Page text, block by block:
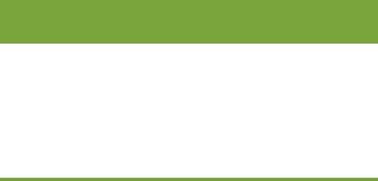
przy bezpieczeństwie, izolacyjności i trwałości